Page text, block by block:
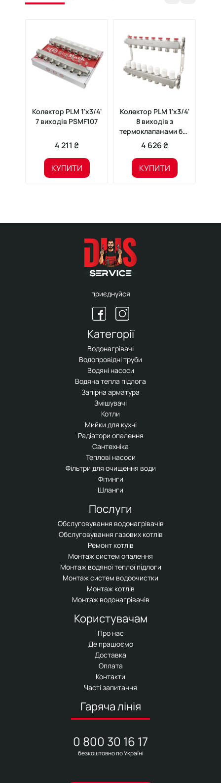
Колектор PLM 1'x3/4'
7 виходів PSMF107
4 211 ₴
КУПИТИ
Колектор PLM 1'x3/4'
8 виходів з
термоклапанами без
євроконусів
4 626 ₴
КУПИТИ
приєднуйся
Категорії
Водонагрівачі
Водопровідні труби
Водяні насоси
Водяна тепла підлога
Запірна арматура
Змішувачі
Котли
Мийки для кухні
Радіатори опалення
Сантехніка
Теплові насоси
Фільтри для очищення води
Фітинги
Шланги
Послуги
Обслуговування водонагрівачів
Обслуговування газових котлів
Ремонт котлів
Монтаж систем опалення
Монтаж водяної теплої підлоги
Монтаж систем водоочистки
Монтаж котлів
Монтаж водонагрівачів
Користувачам
Про нас
Де працюємо
Доставка
Оплата
Контакти
Часті запитання
Гаряча лінія
0 800 30 16 17
безкоштовно по Україні